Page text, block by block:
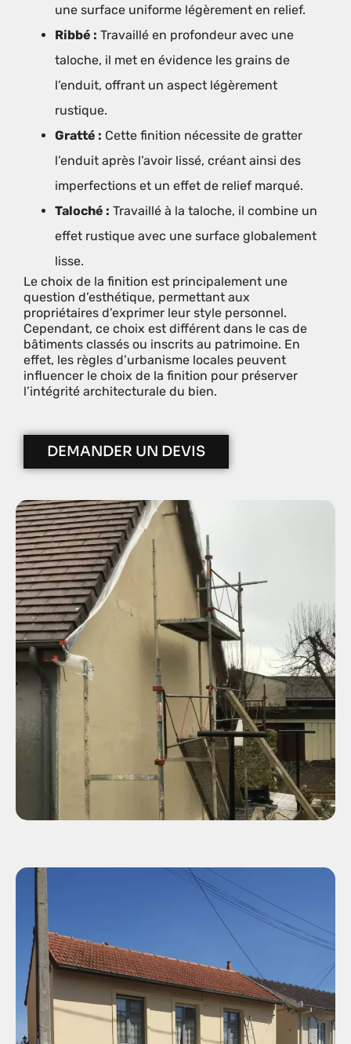
une surface uniforme légèrement en relief.
Ribbé : Travaillé en profondeur avec une
taloche, il met en évidence les grains de
l’enduit, offrant un aspect légèrement
rustique.
Gratté : Cette finition nécessite de gratter
l’enduit après l’avoir lissé, créant ainsi des
imperfections et un effet de relief marqué.
Taloché : Travaillé à la taloche, il combine un
effet rustique avec une surface globalement
lisse.
Le choix de la finition est principalement une
question d’esthétique, permettant aux
propriétaires d’exprimer leur style personnel.
Cependant, ce choix est différent dans le cas de
bâtiments classés ou inscrits au patrimoine. En
effet, les règles d’urbanisme locales peuvent
influencer le choix de la finition pour préserver
l’intégrité architecturale du bien.
DEMANDER UN DEVIS